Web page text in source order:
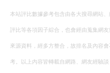
本站評比數據參考包含由各大搜尋網站
評比等各項因子綜合，也會經由蒐集網
來源資料，經多方整合，故排名及內容
考。以上內容皆轉載自網路、網友經驗